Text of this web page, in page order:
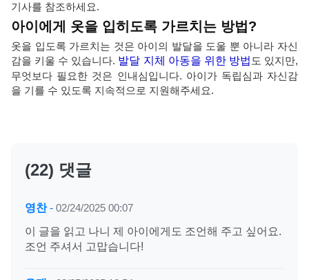
기사를 참조하세요.
아이에게 옷을 입히도록 가르치는 방법?
옷을 입도록 가르치는 것은 아이의 발달을 도울 뿐 아니라 자신
감을 키울 수 있습니다. 발달 지체 아동을 위한 방법 도 있지만,
무엇보다 필요한 것은 인내심입니다. 아이가 독립심과 자신감
을 기를 수 있도록 지속적으로 지원해주세요.
(22) 댓글
영찬- 02/24/2025 00:07
이 글을 읽고 나니 제 아이에게도 조언해 주고 싶어요.
조언 주셔서 고맙습니다!